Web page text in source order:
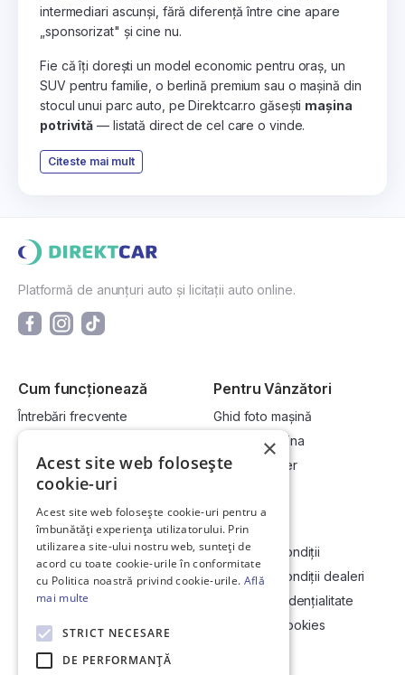
intermediari ascunși, fără diferență între cine apare
„sponsorizat" și cine nu.
Fie că îți dorești un model economic pentru oraș, un
SUV pentru familie, o berlină premium sau o mașină din
stocul unui parc auto, pe Direktcar.ro găsești mașina
potrivită — listată direct de cel care o vinde.
Citeste mai mult
Platformă de anunțuri auto și licitații auto online.
Cum funcționează
Întrebări frecvente
Cum vând la licitație?
Pentru Vânzători
Ghid foto mașină
Vinde-ți mașina
Devino dealer
Link-uri utile
Informații utile vizionare
Contact
Soluționarea Online a litigiilor
ANCP
Compania
Termeni și condiții
Termeni și condiții dealeri
Politică confidențialitate
Politica de cookies
×
Acest site web folosește
cookie-uri
Acest site web folosește cookie-uri pentru a
îmbunătăți experiența utilizatorului. Prin
utilizarea site-ului nostru web, sunteți de
acord cu toate cookie-urile în conformitate
cu Politica noastră privind cookie-urile. Află
mai multe
STRICT NECESARE
DE PERFORMANȚĂ